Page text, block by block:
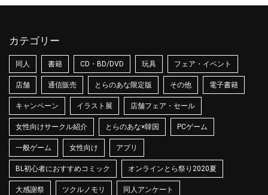
カテゴリー
同人 書籍 CD・BD/DVD 玩具 フェア・イベント
店舗 通信販売 とらのあな限定版 その他 電子書籍
キャンペーン イラスト展 店舗フェア・セール
女性向けサークル紹介 とらのあな×韓国 PCゲーム
一般ゲーム 女性向け アプリ
BL初心者におすすめコミック オンラインとら祭り2020夏
大感謝祭 ツクルノモリ 同人アンケート